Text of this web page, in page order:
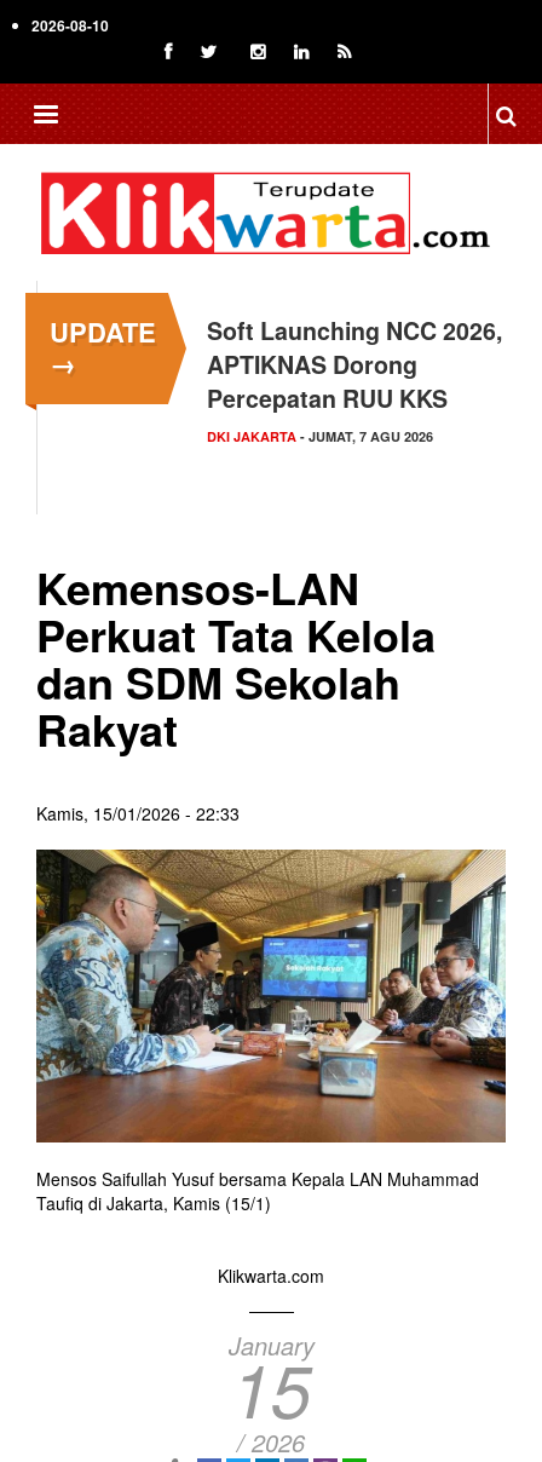
to
content
2026-08-10
UPDATE
→
Menkop Bawa Semangat
Koperasi ke Festival
Lembah Baliem Wamena
NASIONAL- JUMAT, 7 AGU 2026
Kemensos-LAN
Perkuat Tata Kelola
dan SDM Sekolah
Rakyat
Kamis, 15/01/2026 - 22:33
Mensos Saifullah Yusuf bersama Kepala LAN Muhammad
Taufiq di Jakarta, Kamis (15/1)
Klikwarta.com
January
15
/ 2026